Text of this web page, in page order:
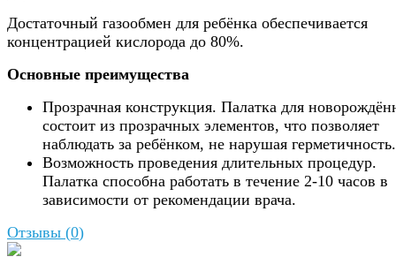
Достаточный газообмен для ребёнка обеспечивается
концентрацией кислорода до 80%.
Основные преимущества
Прозрачная конструкция. Палатка для
состоит из прозрачных элементов, что позволяет
наблюдать за ребёнком, не нарушая герметичность.
Возможность проведения длительных процедур.
Палатка способна работать в течение 2-10 часов в
зависимости от рекомендации врача.
Отзывы (0)